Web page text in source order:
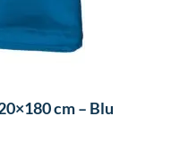
cm – Blu